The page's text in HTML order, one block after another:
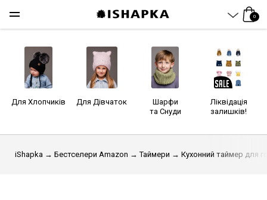
0
Для Хлопчиків Для Дівчаток
Шарфи
та Снуди
Ліквідація
залишків!
iShapka → Бестселери Amazon →Таймери → Кухонний таймер для